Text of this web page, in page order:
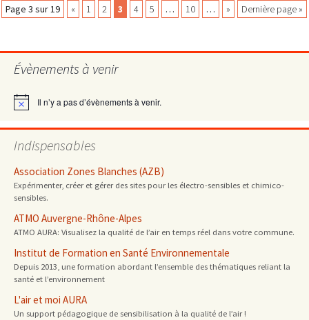
Navigation
des
articles
Page 3 sur 19 « 1 2 3 4 5 … 10 … » Dernière page »
Évènements à venir
Notice Il n’y a pas d’évènements à venir.
Indispensables
Association Zones Blanches (AZB)
Expérimenter, créer et gérer des sites pour les électro-sensibles et chimico-
sensibles.
ATMO Auvergne-Rhône-Alpes
ATMO AURA: Visualisez la qualité de l’air en temps réel dans votre commune.
Institut de Formation en Santé Environnementale
Depuis 2013, une formation abordant l’ensemble des thématiques reliant la
santé et l’environnement
L'air et moi AURA
Un support pédagogique de sensibilisation à la qualité de l’air !